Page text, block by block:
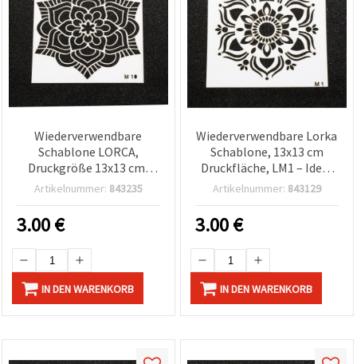
Wiederverwendbare
Schablone LORCA,
Druckgröße 13x13 cm,
LM10
Artikelnummer: 843235
3.00€
IN DEN WARENKORB
Wiederverwendbare Lorka
Schablone, 13x13 cm
Druckfläche, LM1 – Ideal
für sauberes, präzises
Bastel-Designs
Artikelnummer: 843129
3.00€
IN DEN WARENKORB